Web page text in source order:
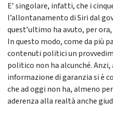
E’ singolare, infatti, che i
l’allontanamento di Siri dal
quest’ultimo ha avuto, per
In questo modo, come da più
contenuti politici un
politico non ha alcunché.
informazione di garanzia si è
che ad oggi non ha, almeno
aderenza alla realtà anche